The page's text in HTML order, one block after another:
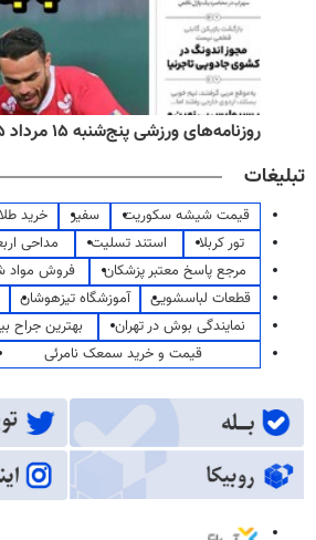
روزنامه‌های ورزشی پنج‌شنبه ۱۵ مرداد ۱۴۰۵
تبلیغات
قیمت شیشه سکوریت سفیر خرید
تور کربلا
استند تسلیت مداحی
مرجع پاسخ معتبر پزشکان
فروش مواد
قطعات لباسشویی
آموزشگاه تیزهوشان
نمایندگی بوش در تهران
بهترین جراح
قیمت و خرید سمعک نامرئی